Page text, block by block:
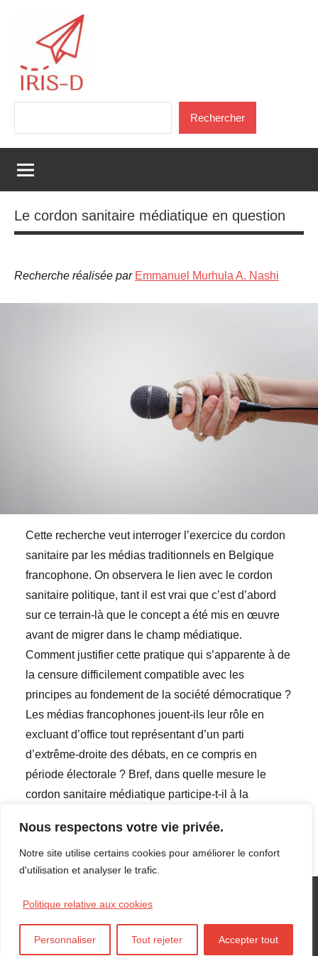
Nous respectons votre vie privée.
Notre site utilise certains cookies pour améliorer le confort
d'utilisation et analyser le trafic.
Politique relative aux cookies
Personnaliser Tout rejeter Accepter tout
contenu
Iris-
D
et
Formation
Rechercher
Le cordon sanitaire médiatique en question
Recherche réalisée par Emmanuel Murhula A. Nashi
Cette recherche veut interroger l’exercice du cordon
sanitaire par les médias traditionnels en Belgique
francophone. On observera le lien avec le cordon
sanitaire politique, tant il est vrai que c’est d’abord
sur ce terrain-là que le concept a été mis en œuvre
avant de migrer dans le champ médiatique.
Comment justifier cette pratique qui s’apparente à de
la censure difficilement compatible avec les
principes au fondement de la société démocratique ?
Les médias francophones jouent-ils leur rôle en
excluant d’office tout représentant d’un parti
d’extrême-droite des débats, en ce compris en
période électorale ? Bref, dans quelle mesure le
cordon sanitaire médiatique participe-t-il à la
démocratie belge ?
Facebook
Conditions générales- Politique de confidentialité